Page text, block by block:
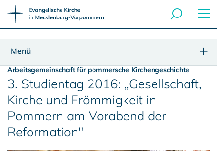
Menü
Arbeitsgemeinschaft für pommersche Kirchengeschichte
3. Studientag 2016: „Gesellschaft,
Kirche und Frömmigkeit in
Pommern am Vorabend der
Reformation"